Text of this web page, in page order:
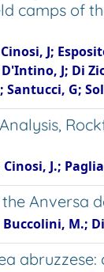
camps of
J;
D'Intino, J; Di
Santucci, G;
J.;
Anversa
M.;
abruzzese: